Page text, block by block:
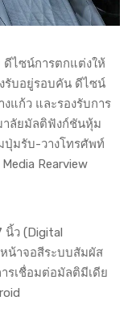
ดีไซน์การตกแต่งให้
รับอยู่รอบคัน ดีไซน์
แก้ว และรองรับการ
าลัยมัลติฟังก์ชันหุ้ม
ปุ่มรับ-วางโทรศัพท์
Rearview
ว (Digital
น้าจอสีระบบสัมผัส
รเชื่อมต่อมัลติมีเดีย